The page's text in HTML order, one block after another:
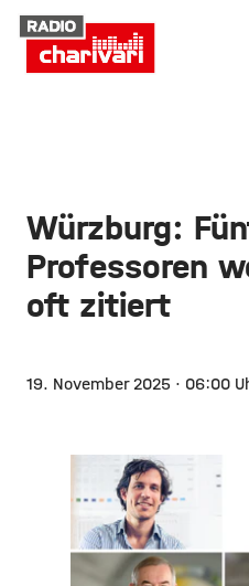
Würzburg:
Professoren
oft zitiert
19. November 2025 · 06:00